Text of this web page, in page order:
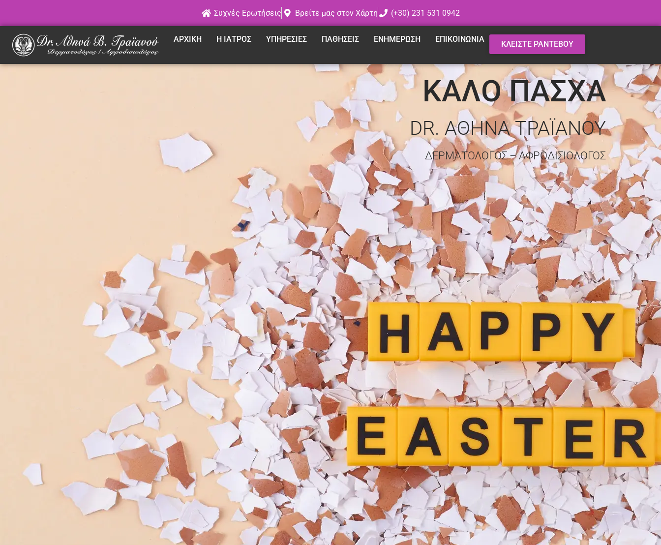
Συχνές Ερωτήσεις Βρείτε μας στον Χάρτη (+30) 231 531 0942
ΑΡΧΙΚΗ Η ΙΑΤΡΟΣ ΥΠΗΡΕΣΙΕΣ ΠΑΘΗΣΕΙΣ ΕΝΗΜΕΡΩΣΗ ΕΠΙΚΟΙΝΩΝΙΑ
ΚΛΕΙΣΤΕ ΡΑΝΤΕΒΟΥ
ΚΑΛΟ ΠΑΣΧΑ
DR. ΑΘΗΝΑ ΤΡΑΪΑΝΟΥ
ΔΕΡΜΑΤΟΛΟΓΟΣ – ΑΦΡΟΔΙΣΙΟΛΟΓΟΣ